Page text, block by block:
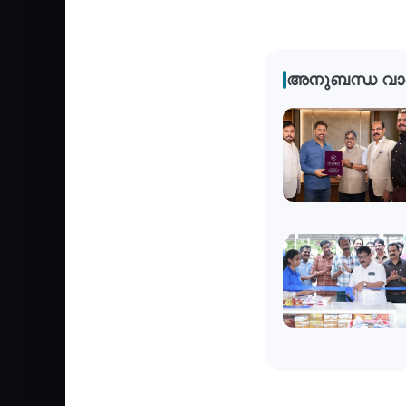
അനുബന്ധ